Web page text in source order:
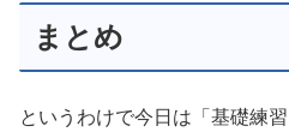
まとめ
というわけで今日は「基礎練